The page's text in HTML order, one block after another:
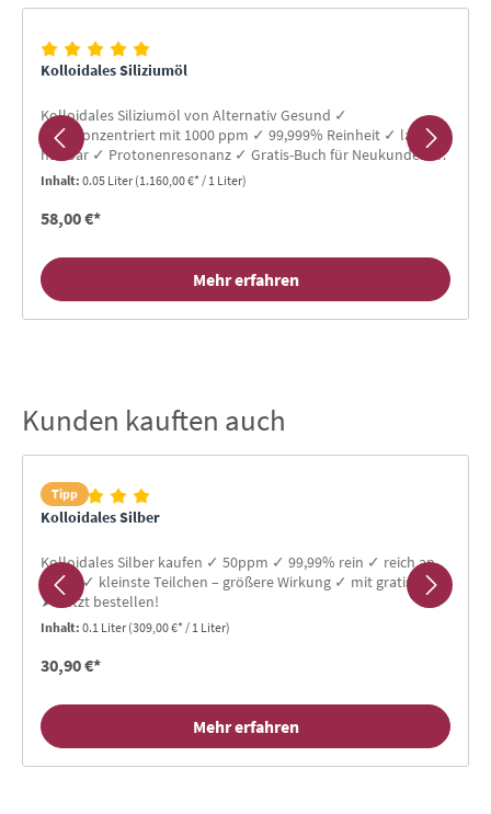
Kolloidales Siliziumöl
Kolloidales Siliziumöl von Alternativ Gesund ✓
Hochkonzentriert mit 1000 ppm ✓ 99,999% Reinheit ✓ lange
haltbar ✓ Protonenresonanz ✓ Gratis-Buch für Neukunden ✓
TOP Bewertungen
Inhalt: 0.05 Liter (1.160,00 €* / 1 Liter)
58,00 €*
Mehr erfahren
Produktgalerie überspringen
Kunden kauften auch
Tipp
Kolloidales Silber
Kolloidales Silber kaufen ✓ 50ppm ✓ 99,99% rein ✓ reich an
Ionen ✓ kleinste Teilchen – größere Wirkung ✓ mit gratis Buch
➤ Jetzt bestellen!
Inhalt: 0.1 Liter (309,00 €* / 1 Liter)
30,90 €*
Mehr erfahren